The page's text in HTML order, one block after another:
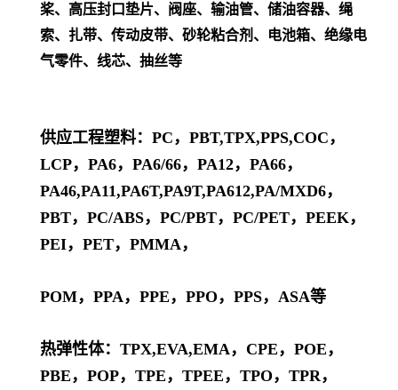
桨、高压封口垫片、阀座、输油管、储油容器、绳
索、扎带、传动皮带、砂轮粘合剂、电池箱、绝缘电
气零件、线芯、抽丝等
供应工程塑料：PC，PBT,TPX,PPS,COC，
LCP，PA6，PA6/66，PA12，PA66，
PA46,PA11,PA6T,PA9T,PA612,PA/MXD6，
PBT，PC/ABS，PC/PBT，PC/PET，PEEK，
PEI，PET，PMMA，
POM，PPA，PPE，PPO，PPS，ASA等
热弹性体：TPX,EVA,EMA，CPE，POE，
PBE，POP，TPE，TPEE，TPO，TPR，